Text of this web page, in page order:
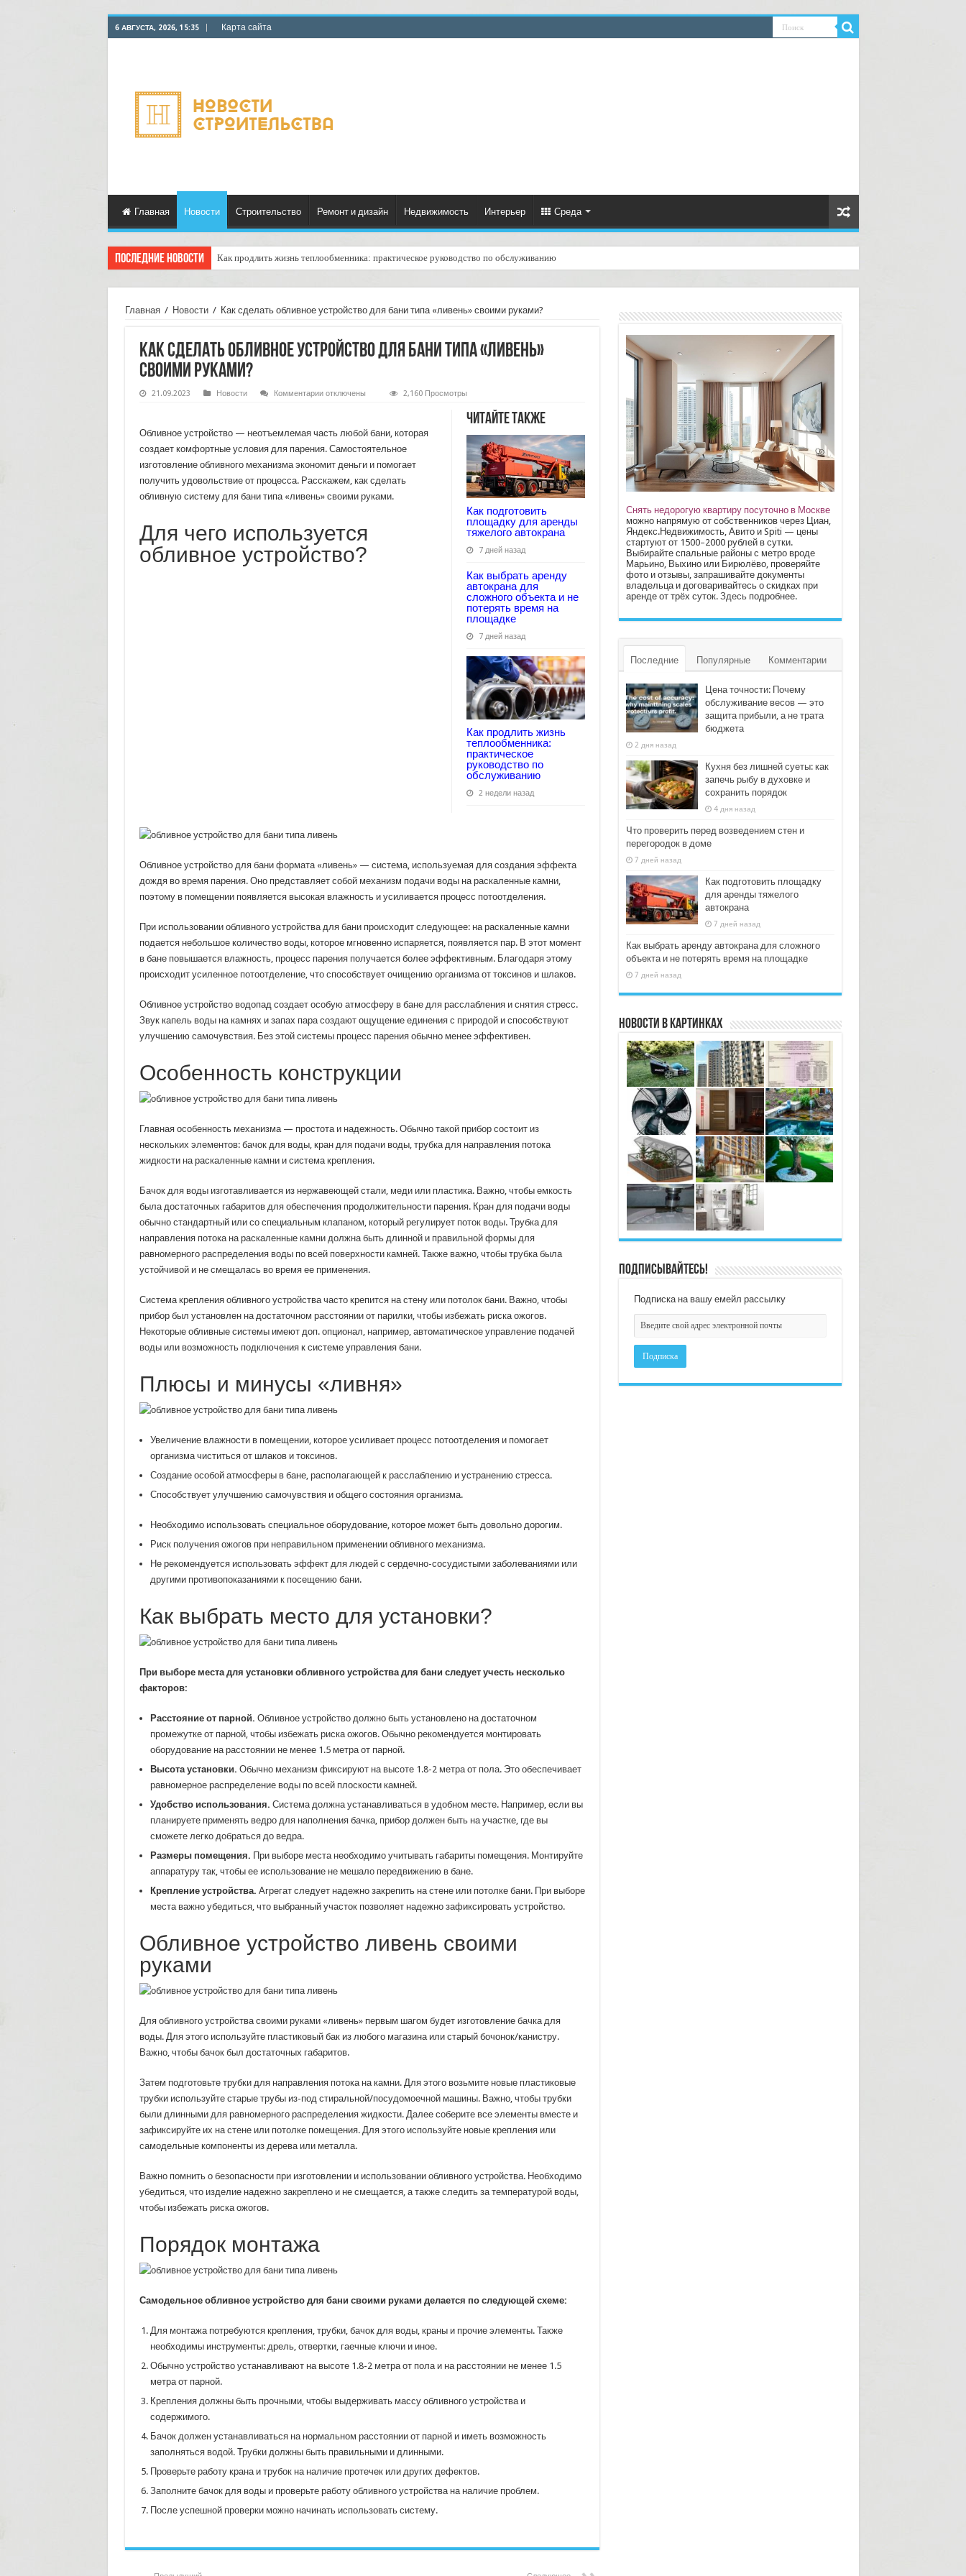
6 АВГУСТА, 2026, 15:35 Карта сайта
Главная Новости Строительство Ремонт и дизайн Недвижимость Интерьер Среда
Последние новости Как продлить жизнь теплообменника: практическое руководство по обслуживанию
Горбыль как дрова: недооценённый ресурс для тепла, экономии и творчества
Главная / Новости / Как сделать обливное устройство для бани типа «ливень» своими руками?
Как сделать обливное устройство для бани типа «ливень»
своими руками?
21.09.2023 Новости Комментариик
обливное
устройство
для
типа
«ливень»
своими
руками?
отключены 2,160 Просмотры
Читайте также
Как подготовить
площадку для аренды
тяжелого автокрана
7 дней назад
Как выбрать аренду
автокрана для
сложного объекта и не
потерять время на
площадке
7 дней назад
Как продлить жизнь
теплообменника:
практическое
руководство по
обслуживанию
2 недели назад
Обливное устройство — неотъемлемая часть любой бани, которая
создает комфортные условия для парения. Самостоятельное
изготовление обливного механизма экономит деньги и помогает
получить удовольствие от процесса. Расскажем, как сделать
обливную систему для бани типа «ливень» своими руками.
Для чего используется
обливное устройство?
Обливное устройство для бани формата «ливень» — система, используемая для создания эффекта
дождя во время парения. Оно представляет собой механизм подачи воды на раскаленные камни,
поэтому в помещении появляется высокая влажность и усиливается процесс потоотделения.
При использовании обливного устройства для бани происходит следующее: на раскаленные камни
подается небольшое количество воды, которое мгновенно испаряется, появляется пар. В этот момент
в бане повышается влажность, процесс парения получается более эффективным. Благодаря этому
происходит усиленное потоотделение, что способствует очищению организма от токсинов и шлаков.
Обливное устройство водопад создает особую атмосферу в бане для расслабления и снятия стресс.
Звук капель воды на камнях и запах пара создают ощущение единения с природой и способствуют
улучшению самочувствия. Без этой системы процесс парения обычно менее эффективен.
Особенность конструкции
Главная особенность механизма — простота и надежность. Обычно такой прибор состоит из
нескольких элементов: бачок для воды, кран для подачи воды, трубка для направления потока
жидкости на раскаленные камни и система крепления.
Бачок для воды изготавливается из нержавеющей стали, меди или пластика. Важно, чтобы емкость
была достаточных габаритов для обеспечения продолжительности парения. Кран для подачи воды
обычно стандартный или со специальным клапаном, который регулирует поток воды. Трубка для
направления потока на раскаленные камни должна быть длинной и правильной формы для
равномерного распределения воды по всей поверхности камней. Также важно, чтобы трубка была
устойчивой и не смещалась во время ее применения.
Система крепления обливного устройства часто крепится на стену или потолок бани. Важно, чтобы
прибор был установлен на достаточном расстоянии от парилки, чтобы избежать риска ожогов.
Некоторые обливные системы имеют доп. опционал, например, автоматическое управление подачей
воды или возможность подключения к системе управления бани.
Плюсы и минусы «ливня»
Увеличение влажности в помещении, которое усиливает процесс потоотделения и помогает
организма чиститься от шлаков и токсинов.
Создание особой атмосферы в бане, располагающей к расслаблению и устранению стресса.
Способствует улучшению самочувствия и общего состояния организма.
Необходимо использовать специальное оборудование, которое может быть довольно дорогим.
Риск получения ожогов при неправильном применении обливного механизма.
Не рекомендуется использовать эффект для людей с сердечно-сосудистыми заболеваниями или
другими противопоказаниями к посещению бани.
Как выбрать место для установки?
При выборе места для установки обливного устройства для бани следует учесть несколько
факторов:
Расстояние от парной. Обливное устройство должно быть установлено на достаточном
промежутке от парной, чтобы избежать риска ожогов. Обычно рекомендуется монтировать
оборудование на расстоянии не менее 1.5 метра от парной.
Высота установки. Обычно механизм фиксируют на высоте 1.8-2 метра от пола. Это обеспечивает
равномерное распределение воды по всей плоскости камней.
Удобство использования. Система должна устанавливаться в удобном месте. Например, если вы
планируете применять ведро для наполнения бачка, прибор должен быть на участке, где вы
сможете легко добраться до ведра.
Размеры помещения. При выборе места необходимо учитывать габариты помещения. Монтируйте
аппаратуру так, чтобы ее использование не мешало передвижению в бане.
Крепление устройства. Агрегат следует надежно закрепить на стене или потолке бани. При выборе
места важно убедиться, что выбранный участок позволяет надежно зафиксировать устройство.
Обливное устройство ливень своими
руками
Для обливного устройства своими руками «ливень» первым шагом будет изготовление бачка для
воды. Для этого используйте пластиковый бак из любого магазина или старый бочонок/канистру.
Важно, чтобы бачок был достаточных габаритов.
Затем подготовьте трубки для направления потока на камни. Для этого возьмите новые пластиковые
трубки используйте старые трубы из-под стиральной/посудомоечной машины. Важно, чтобы трубки
были длинными для равномерного распределения жидкости. Далее соберите все элементы вместе и
зафиксируйте их на стене или потолке помещения. Для этого используйте новые крепления или
самодельные компоненты из дерева или металла.
Важно помнить о безопасности при изготовлении и использовании обливного устройства. Необходимо
убедиться, что изделие надежно закреплено и не смещается, а также следить за температурой воды,
чтобы избежать риска ожогов.
Порядок монтажа
Самодельное обливное устройство для бани своими руками делается по следующей схеме:
Для монтажа потребуются крепления, трубки, бачок для воды, краны и прочие элементы. Также
необходимы инструменты: дрель, отвертки, гаечные ключи и иное.
Обычно устройство устанавливают на высоте 1.8-2 метра от пола и на расстоянии не менее 1.5
метра от парной.
Крепления должны быть прочными, чтобы выдерживать массу обливного устройства и
содержимого.
Бачок должен устанавливаться на нормальном расстоянии от парной и иметь возможность
заполняться водой. Трубки должны быть правильными и длинными.
Проверьте работу крана и трубок на наличие протечек или других дефектов.
Заполните бачок для воды и проверьте работу обливного устройства на наличие проблем.
После успешной проверки можно начинать использовать систему.
Снять недорогую квартиру посуточно в Москве
можно напрямую от собственников через Циан,
Яндекс.Недвижимость, Авито и Spiti — цены
стартуют от 1500–2000 рублей в сутки.
Выбирайте спальные районы с метро вроде
Марьино, Выхино или Бирюлёво, проверяйте
фото и отзывы, запрашивайте документы
владельца и договаривайтесь о скидках при
аренде от трёх суток. Здесьподробнее.
Последние Популярные Комментарии
Цена точности: Почему
обслуживание весов — это
защита прибыли, а не трата
бюджета
2 дня назад
Кухня без лишней суеты: как
запечь рыбу в духовке и
сохранить порядок
4 дня назад
Что проверить перед возведением стен и
перегородок в доме
7 дней назад
Как подготовить площадку
для аренды тяжелого
автокрана
7 дней назад
Как выбрать аренду автокрана для сложного
объекта и не потерять время на площадке
7 дней назад
Новости в картинках
Подписывайтесь!
Подписка на вашу емейл рассылку